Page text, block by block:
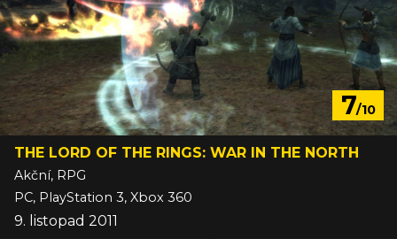
7/10
THE LORD OF THE RINGS: WAR IN THE NORTH
Akční, RPG
PC, PlayStation 3, Xbox 360
9. listopad 2011